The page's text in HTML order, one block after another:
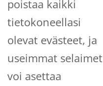
poistaa kaikki
tietokoneellasi
olevat evästeet, ja
useimmat selaimet
voi asettaa